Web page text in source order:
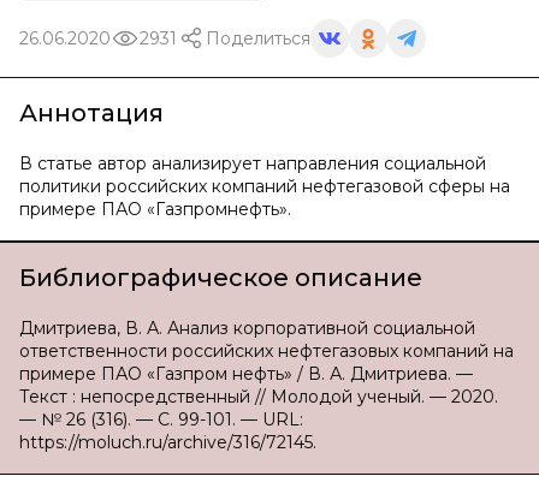
26.06.2020 2931 Поделиться
Аннотация
В статье автор анализирует направления социальной
политики российских компаний нефтегазовой сферы на
примере ПАО «Газпромнефть».
Библиографическое описание
Дмитриева, В. А. Анализ корпоративной социальной
ответственности российских нефтегазовых компаний на
примере ПАО «Газпром нефть» / В. А. Дмитриева. —
Текст : непосредственный // Молодой ученый. — 2020.
— № 26 (316). — С. 99-101. — URL:
https://moluch.ru/archive/316/72145.